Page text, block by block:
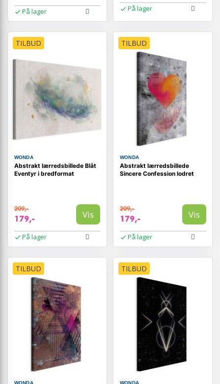
På lager På lager
TILBUD
WONDA
Abstrakt lærredsbillede Blåt
Eventyr i bredformat
209,-
179,- Vis
På lager
TILBUD
WONDA
Abstrakt lærredsbillede
Sincere Confession lodret
209,-
179,- Vis
På lager
TILBUD
WONDA
TILBUD
WONDA